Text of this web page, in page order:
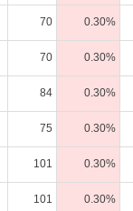
70 0.30%
70 0.30%
84 0.30%
75 0.30%
101 0.30%
101 0.30%